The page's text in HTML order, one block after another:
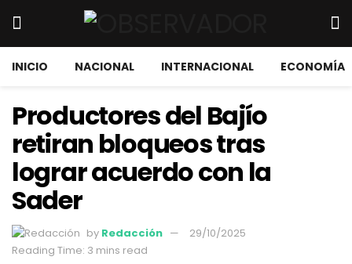
INICIO NACIONAL INTERNACIONAL ECONOMÍA
Productores del Bajío
retiran bloqueos tras
lograr acuerdo con la
Sader
by Redacción
29/10/2025
Reading Time: 3 mins read